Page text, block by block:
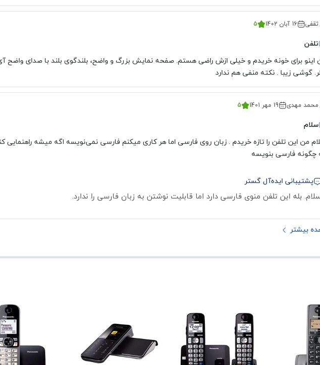
ثقفی 16 آبان 1402 5
تلفن
اینو برای خونه خریدم و خیلی ازش راضی هستم. صفحه نمایش بزرگ و واضح، بلندگوی بلند با صدای واضح
گوشی زیبا . نکته منفی هم ندارد
محمد مهدی 19 مهر 1401 5
سلام
من این تلفن را تازه خریدم . زبان روی فارسی اما هر کاری میکنم فارسی نمی‌نویسه اگه میشه راهنمایی
چگونه فارسی بنویسه
پشتیبانی ایده‌آل گستر
بله این تلفن منوی فارسی دارد اما قابلیت نوشتن به زبان فارسی را ندارد.
بیشتر